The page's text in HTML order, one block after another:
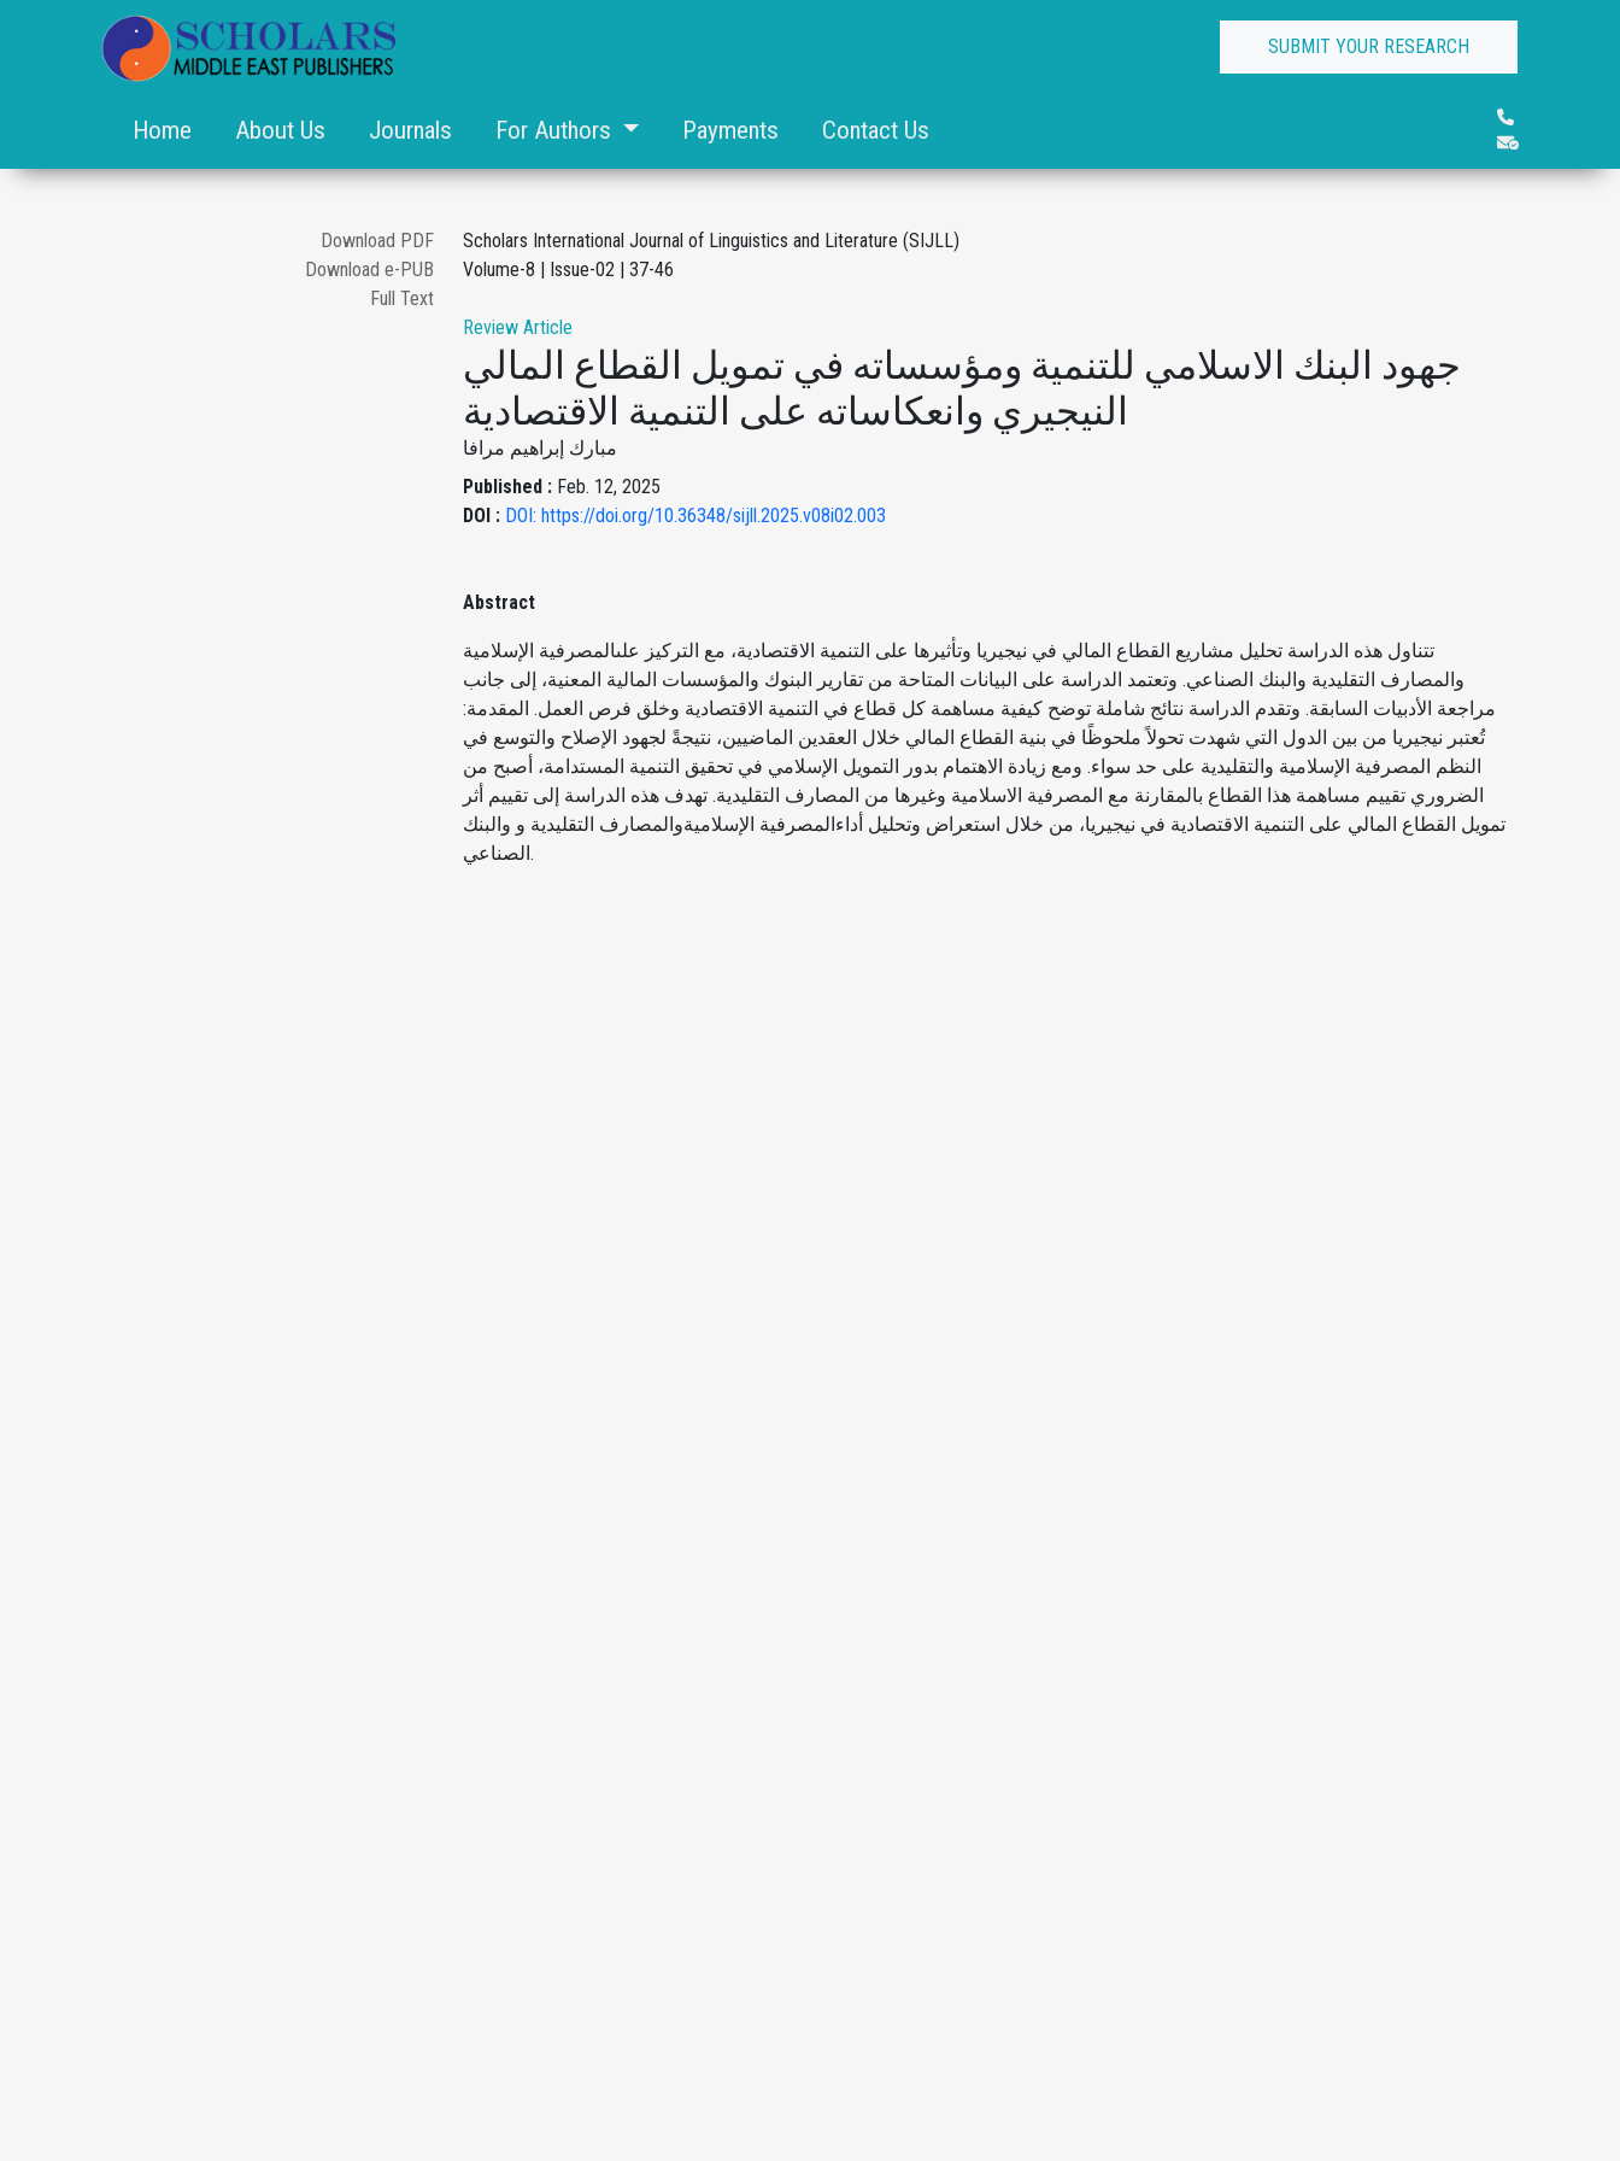
SUBMIT YOUR RESEARCH
Home About Us Journals For Authors Payments Contact Us
Download PDF
Download e-PUB
Full Text
Scholars International Journal of Linguistics and Literature (SIJLL)
Volume-8 | Issue-02 | 37-46
Review Article
جهود البنك الاسلامي للتنمية ومؤسساته في تمويل القطاع المالي
النيجيري وانعكاساته على التنمية الاقتصادية
مبارك إبراهيم مرافا
Published : Feb. 12, 2025
DOI : DOI: https://doi.org/10.36348/sijll.2025.v08i02.003
Abstract
تتناول هذه الدراسة تحليل مشاريع القطاع المالي في نيجيريا وتأثيرها على التنمية الاقتصادية، مع التركيز علىالمصرفية الإسلامية
والمصارف التقليدية والبنك الصناعي. وتعتمد الدراسة على البيانات المتاحة من تقارير البنوك والمؤسسات المالية المعنية، إلى جانب
مراجعة الأدبيات السابقة. وتقدم الدراسة نتائج شاملة توضح كيفية مساهمة كل قطاع في التنمية الاقتصادية وخلق فرص العمل. المقدمة:
تُعتبر نيجيريا من بين الدول التي شهدت تحولاً ملحوظًا في بنية القطاع المالي خلال العقدين الماضيين، نتيجةً لجهود الإصلاح والتوسع في
النظم المصرفية الإسلامية والتقليدية على حد سواء. ومع زيادة الاهتمام بدور التمويل الإسلامي في تحقيق التنمية المستدامة، أصبح من
الضروري تقييم مساهمة هذا القطاع بالمقارنة مع المصرفية الاسلامية وغيرها من المصارف التقليدية. تهدف هذه الدراسة إلى تقييم أثر
تمويل القطاع المالي على التنمية الاقتصادية في نيجيريا، من خلال استعراض وتحليل أداءالمصرفية الإسلاميةوالمصارف التقليدية و والبنك
الصناعي.